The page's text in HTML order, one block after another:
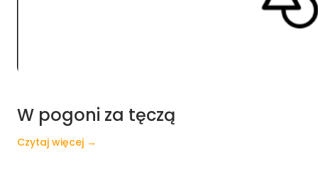
W pogoni za tęczą
Czytaj więcej →